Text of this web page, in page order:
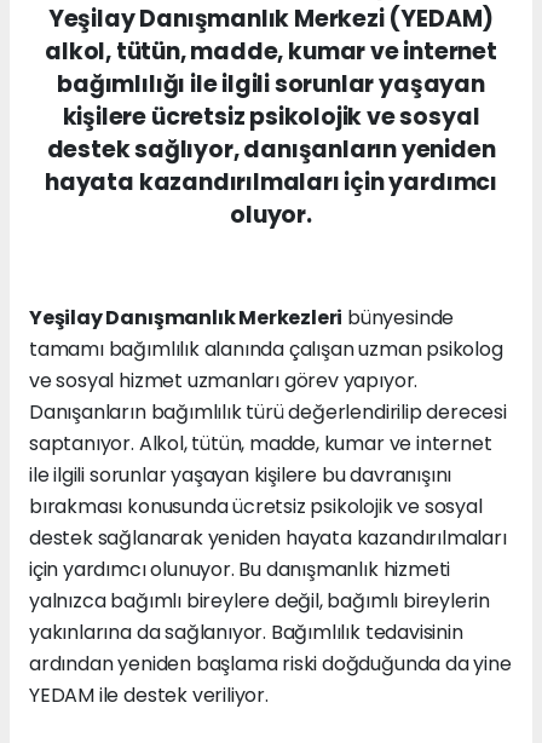
Yeşilay Danışmanlık Merkezi (YEDAM)
alkol, tütün, madde, kumar ve internet
bağımlılığı ile ilgili sorunlar yaşayan
kişilere ücretsiz psikolojik ve sosyal
destek sağlıyor, danışanların yeniden
hayata kazandırılmaları için yardımcı
oluyor.
Yeşilay Danışmanlık Merkezleri bünyesinde
tamamı bağımlılık alanında çalışan uzman psikolog
ve sosyal hizmet uzmanları görev yapıyor.
Danışanların bağımlılık türü değerlendirilip derecesi
saptanıyor. Alkol, tütün, madde, kumar ve internet
ile ilgili sorunlar yaşayan kişilere bu davranışını
bırakması konusunda ücretsiz psikolojik ve sosyal
destek sağlanarak yeniden hayata kazandırılmaları
için yardımcı olunuyor. Bu danışmanlık hizmeti
yalnızca bağımlı bireylere değil, bağımlı bireylerin
yakınlarına da sağlanıyor. Bağımlılık tedavisinin
ardından yeniden başlama riski doğduğunda da yine
YEDAM ile destek veriliyor.